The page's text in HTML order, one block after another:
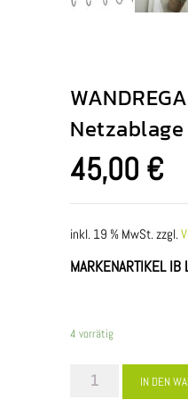
Netzablage
45,00 €
inkl. 19 % MwSt.zzgl.
MARKENARTIKEL IB
4 vorrätig
WANDREGALIN DEN